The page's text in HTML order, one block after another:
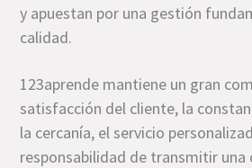
y apuestan por una gestión
calidad.
123aprende mantiene un gran
satisfacción del cliente, la
la cercanía, el servicio
responsabilidad de transmitir una